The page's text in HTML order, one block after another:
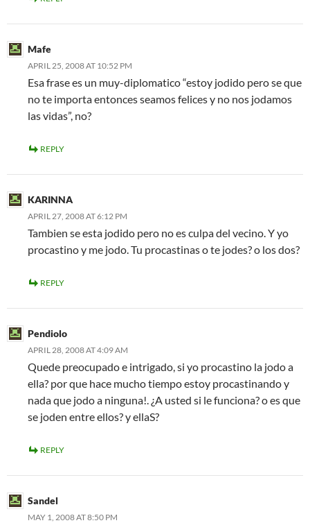
Mafe
APRIL 25, 2008 AT 10:52 PM
Esa frase es un muy-diplomatico “estoy jodido pero se que
no te importa entonces seamos felices y no nos jodamos
las vidas”, no?
REPLY
KARINNA
APRIL 27, 2008 AT 6:12 PM
Tambien se esta jodido pero no es culpa del vecino. Y yo
procastino y me jodo. Tu procastinas o te jodes? o los dos?
REPLY
Pendiolo
APRIL 28, 2008 AT 4:09 AM
Quede preocupado e intrigado, si yo procastino la jodo a
ella? por que hace mucho tiempo estoy procastinando y
nada que jodo a ninguna!. ¿A usted si le funciona? o es que
se joden entre ellos? y ellaS?
REPLY
Sandel
MAY 1, 2008 AT 8:50 PM